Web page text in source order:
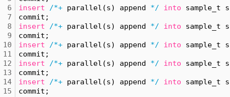
6
7
8
9
10
11
12
13
14
15
insert
/*+ parallel(s) append */ into sample_t s
commit;
insert
/*+ parallel(s) append */ into sample_t s
commit;
insert
/*+ parallel(s) append */ into sample_t s
commit;
insert
/*+ parallel(s) append */ into sample_t s
commit;
insert
/*+ parallel(s) append */ into sample_t s
commit;